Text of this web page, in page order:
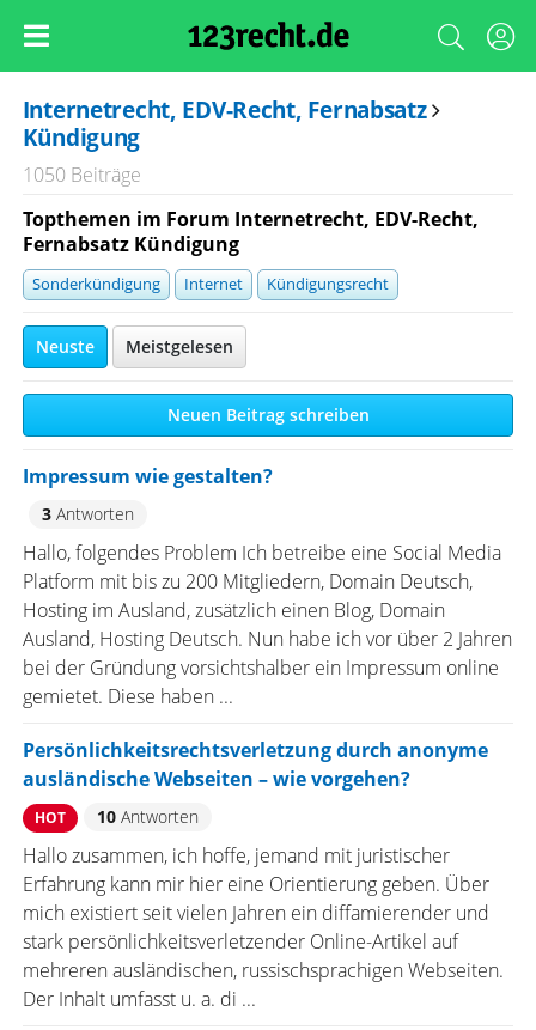
Internetrecht, EDV-Recht, Fernabsatz
Kündigung
1050 Beiträge
Topthemen im Forum Internetrecht, EDV-Recht,
Fernabsatz Kündigung
Sonderkündigung Internet Kündigungsrecht
Neuste Meistgelesen
Neuen Beitrag schreiben
Impressum wie gestalten?
3Antworten
Hallo, folgendes Problem Ich betreibe eine Social Media
Platform mit bis zu 200 Mitgliedern, Domain Deutsch,
Hosting im Ausland, zusätzlich einen Blog, Domain
Ausland, Hosting Deutsch. Nun habe ich vor über 2 Jahren
bei der Gründung vorsichtshalber ein Impressum online
gemietet. Diese haben ...
Persönlichkeitsrechtsverletzung durch anonyme
ausländische Webseiten – wie vorgehen?
HOT 10Antworten
Hallo zusammen, ich hoffe, jemand mit juristischer
Erfahrung kann mir hier eine Orientierung geben. Über
mich existiert seit vielen Jahren ein diffamierender und
stark persönlichkeitsverletzender Online-Artikel auf
mehreren ausländischen, russischsprachigen Webseiten.
Der Inhalt umfasst u. a. di ...